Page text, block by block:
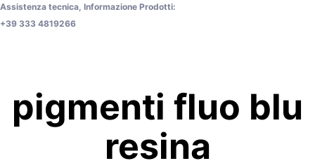
Assistenza tecnica, Informazione Prodotti:
+39 333 4819266
pigmenti fluo blu
resina